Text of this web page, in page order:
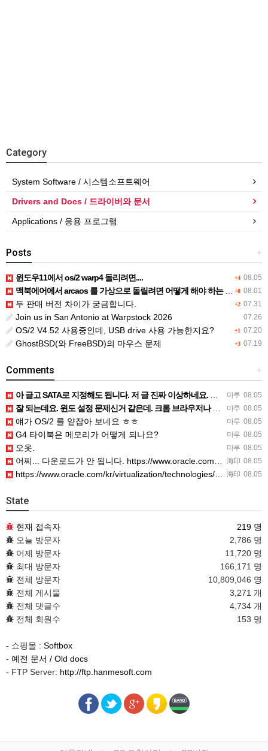
Category
System Software / 시스템소프트웨어
Drivers and Docs / 드라이버와 문서
Applications / 응용 프로그램
+
Posts
+4 08.05
윈도우11에서 os/2 warp4 돌리려면....
+8 08.01
맥북에어에서 arcaos 를 가상으로 돌릴려면 어떻게 해야 하는 지요?
+2 07.31
두 판매 버전 차이가 궁금합니다.
07.26
Join us in San Antonio at Warpstock 2026
+1 07.20
OS/2 V4.52 사용중인데, USB drive 사용 가능한지요?
+3 07.19
GhostBSD(와 FreeBSD)의 마우스 문제
+
Comments
마루 08.05
아 글고 SATA로 지정해도 됩니다. 저 글 진짜 이상하네요. 옛날꺼 퍼와서 그런거 같은데요.
마루 08.05
잘 되는데요. 윈도 설정 문제신거 같은데. 크롬 브라우저나 파폭으로 해 보세요
마루 08.05
얘가 OS/2 를 얕잡아 보네요 ㅎㅎ
마루 08.05
G4 타이북은 메모리가 어떻게 되나요?
마루 08.05
오옷.
海印 08.05
어찌... 다운로드가 안 됩니다. https://www.oracle.com/kr/virtualization/…
海印 08.05
https://www.oracle.com/kr/virtualization/technologies/vm/dow…
State
현재 접속자
219 명
오늘 방문자
2,786 명
어제 방문자
11,720 명
최대 방문자
166,171 명
전체 방문자
10,809,046 명
전체 게시물
3,271 개
전체 댓글수
4,734 개
전체 회원수
153 명
- 쇼핑몰 : Softbox
- 예전 문서 / Old docs
- FTP Server: http://ftp.hanmesoft.com